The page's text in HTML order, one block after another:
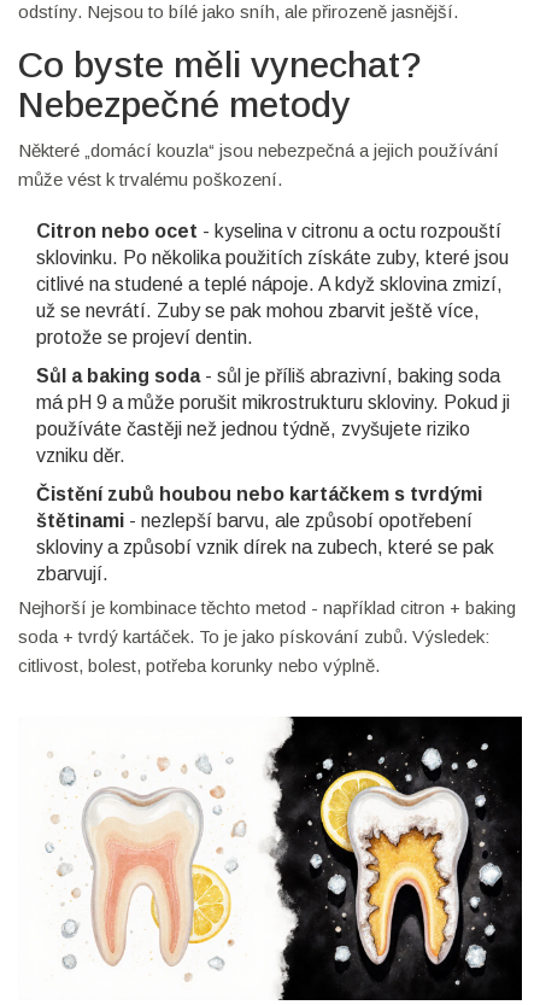
odstíny. Nejsou to bílé jako sníh, ale přirozeně jasnější.
Co byste měli vynechat?
Nebezpečné metody
Některé „domácí kouzla“ jsou nebezpečná a jejich používání
může vést k trvalému poškození.
Citron nebo ocet - kyselina v citronu a octu rozpouští
sklovinku. Po několika použitích získáte zuby, které jsou
citlivé na studené a teplé nápoje. A když sklovina zmizí,
už se nevrátí. Zuby se pak mohou zbarvit ještě více,
protože se projeví dentin.
Sůl a baking soda- sůl je příliš abrazivní, baking soda
má pH 9 a může porušit mikrostrukturu skloviny. Pokud ji
používáte častěji než jednou týdně, zvyšujete riziko
vzniku děr.
Čistění zubů houbou nebo kartáčkem s tvrdými
štětinami - nezlepší barvu, ale způsobí opotřebení
skloviny a způsobí vznik dírek na zubech, které se pak
zbarvují.
Nejhorší je kombinace těchto metod - například citron + baking
soda + tvrdý kartáček. To je jako pískování zubů. Výsledek:
citlivost, bolest, potřeba korunky nebo výplně.